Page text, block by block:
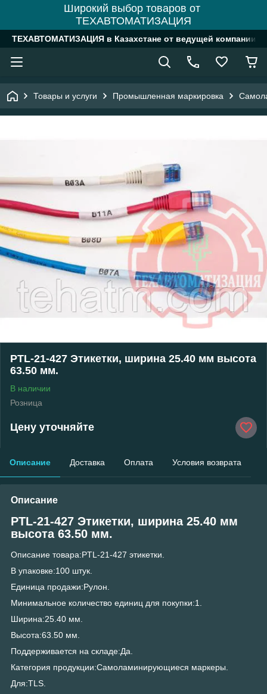
Широкий выбор товаров от
ТЕХАВТОМАТИЗАЦИЯ
ТЕХАВТОМАТИЗАЦИЯ в Казахстане от ведущей компании
Товары и услуги Промышленная маркировка
PTL-21-427 Этикетки, ширина 25.40 мм высота
63.50 мм.
В наличии
Розница
Цену уточняйте
Описание Доставка Оплата Условия возврата
Описание
PTL-21-427 Этикетки, ширина 25.40 мм
высота 63.50 мм.
Описание товара:PTL-21-427 этикетки.
В упаковке:100 штук.
Единица продажи:Рулон.
Минимальное количество единиц для покупки:1.
Ширина:25.40 мм.
Высота:63.50 мм.
Поддерживается на складе:Да.
Категория продукции:Самоламинирующиеся маркеры.
Для:TLS.